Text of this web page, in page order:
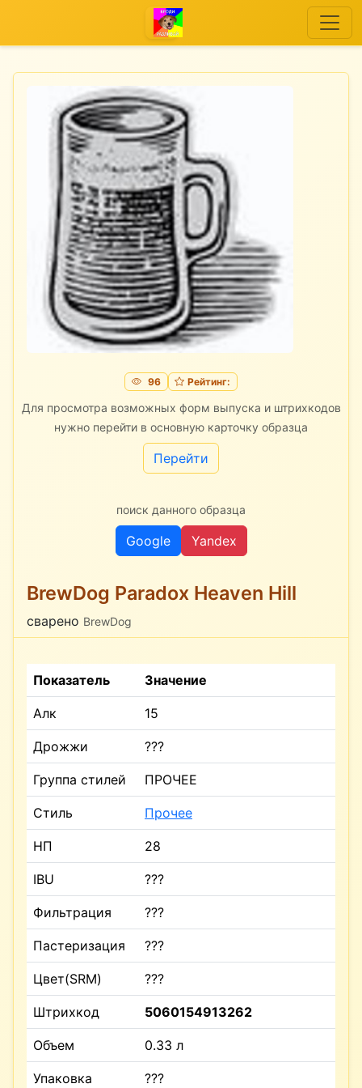
96 Рейтинг:
Для просмотра возможных форм выпуска и штрихкодов
нужно перейти в основную карточку образца
Перейти
поиск данного образца
Google Yandex
BrewDog Paradox Heaven Hill
сварено BrewDog
Показатель Значение
Алк 15
Дрожжи ???
Группа стилей ПРОЧЕЕ
Стиль Прочее
НП 28
IBU ???
Фильтрация ???
Пастеризация ???
Цвет(SRM) ???
Штрихкод 5060154913262
Объем 0.33 л
Упаковка ???